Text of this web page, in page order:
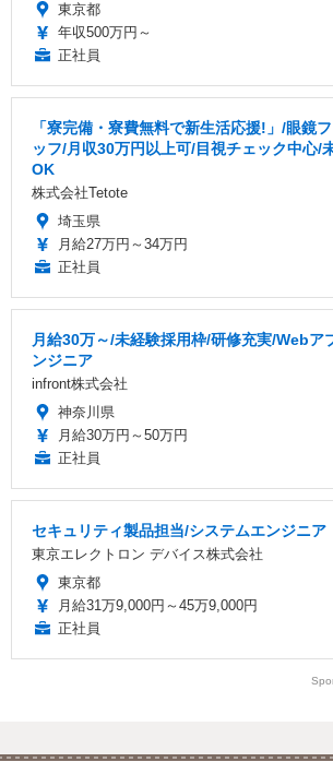
東京都
年収500万円～
正社員
「寮完備・寮費無料で新生活応援!」/眼鏡
ッフ/月収30万円以上可/目視チェック中心/
OK
株式会社Tetote
埼玉県
月給27万円～34万円
正社員
月給30万～/未経験採用枠/研修充実/Webア
ンジニア
infront株式会社
神奈川県
月給30万円～50万円
正社員
セキュリティ製品担当/システムエンジニア
東京エレクトロン デバイス株式会社
東京都
月給31万9,000円～45万9,000円
正社員